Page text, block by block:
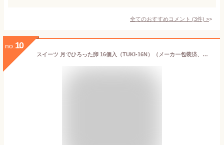
全てのおすすめコメント (3件) >
no. 10
スイーツ 月でひろった卵 16個入（TUKI-16N）（メーカー包装済、外のし） 写真入り メッセージカード無料 名入れ お供え 贈答品 JGS お返し 父の日ギフト